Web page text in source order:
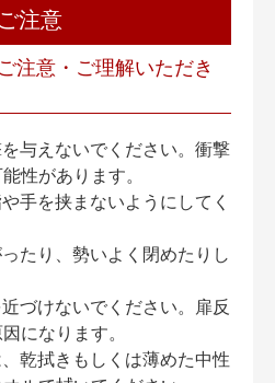
ご注意
注意・ご理解いただき
与えないでください。衝撃
性があります。
手を挟まないようにしてく
たり、勢いよく閉めたりし
づけないでください。扉反
になります。
乾拭きもしくは薄めた中性